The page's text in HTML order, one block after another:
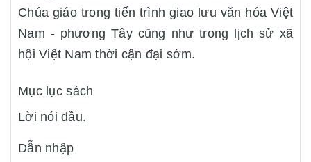
Chúa giáo trong tiến trình giao lưu văn hóa Việt
Nam - phương Tây cũng như trong lịch sử xã
hội Việt Nam thời cận đại sớm.
Mục lục sách
Lời nói đầu.
Dẫn nhập